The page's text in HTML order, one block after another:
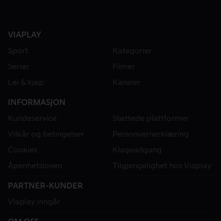
VIAPLAY
Sport
Kategorier
Serier
Filmer
Lei & kjøp
Kanaler
INFORMASJON
Kundeservice
Støttede plattformer
Vilkår og betingelser
Personvernerklæring
Cookies
Klageadgang
Åpenhetsloven
Tilgjengelighet hos Viaplay
PARTNER-KUNDER
Viaplay inngår